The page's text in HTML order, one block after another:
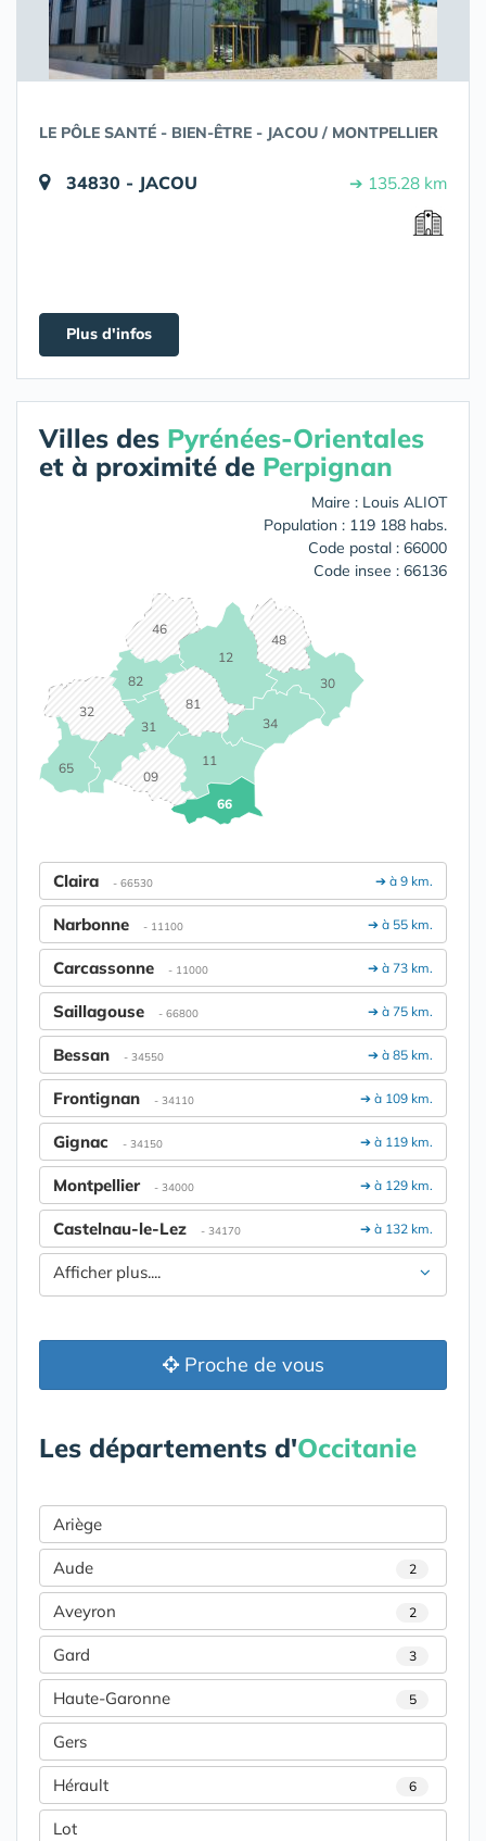
LE PÔLE SANTÉ - BIEN-ÊTRE - JACOU / MONTPELLIER
34830 - JACOU ➔ 135.28 km
Plus d'infos
Villes des Pyrénées-Orientales
et à proximité de Perpignan
Maire : Louis ALIOT
Population : 119 188 habs.
Code postal : 66000
Code insee : 66136
09
11
12
30
31
32
34
46
48
65
66
81
82
➔ à 9 km.
Claira - 66530
➔ à 55 km.
Narbonne - 11100
➔ à 73 km.
Carcassonne - 11000
➔ à 75 km.
Saillagouse - 66800
➔ à 85 km.
Bessan - 34550
➔ à 109 km.
Frontignan - 34110
➔ à 119 km.
Gignac - 34150
➔ à 129 km.
Montpellier - 34000
➔ à 132 km.
Castelnau-le-Lez - 34170
Afficher plus....
Proche de vous
Les départements d'Occitanie
Ariège
Aude 2
Aveyron 2
Gard 3
Haute-Garonne 5
Gers
Hérault 6
Lot